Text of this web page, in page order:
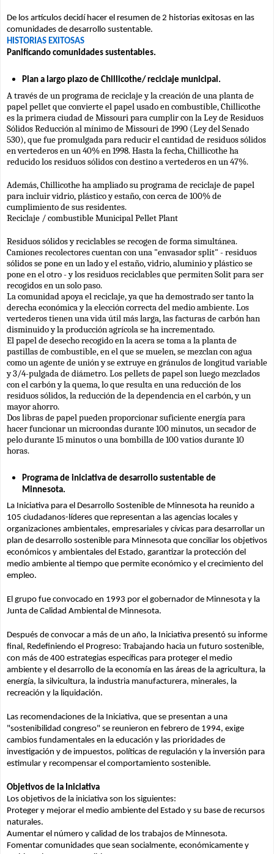
De los artículos decidí hacer el resumen de 2 historias exitosas en las
comunidades de desarrollo sustentable.
HISTORIAS EXITOSAS
Panificando comunidades sustentables.
Plan a largo plazo de Chillicothe/ reciclaje municipal.
A través de un programa de reciclaje y la creación de una planta de
papel pellet que convierte el papel usado en combustible, Chillicothe
es la primera ciudad de Missouri para cumplir con la Ley de Residuos
Sólidos Reducción al mínimo de Missouri de 1990 (Ley del Senado
530), que fue promulgada para reducir el cantidad de residuos sólidos
en vertederos en un 40% en 1998. Hasta la fecha, Chillicothe ha
reducido los residuos sólidos con destino a vertederos en un 47%.
Además, Chillicothe ha ampliado su programa de reciclaje de papel
para incluir vidrio, plástico y estaño, con cerca de 100% de
cumplimiento de sus residentes.
Reciclaje / combustible Municipal Pellet Plant
Residuos sólidos y reciclables se recogen de forma simultánea.
Camiones recolectores cuentan con una "envasador split" - residuos
sólidos se pone en un lado y el estaño, vidrio, aluminio y plástico se
pone en el otro - y los residuos reciclables que permiten Solit para ser
recogidos en un solo paso.
La comunidad apoya el reciclaje, ya que ha demostrado ser tanto la
derecha económica y la elección correcta del medio ambiente. Los
vertederos tienen una vida útil más larga, las facturas de carbón han
disminuido y la producción agrícola se ha incrementado.
El papel de desecho recogido en la acera se toma a la planta de
pastillas de combustible, en el que se muelen, se mezclan con agua
como un agente de unión y se extruye en gránulos de longitud variable
y 3/4-pulgada de diámetro. Los pellets de papel son luego mezclados
con el carbón y la quema, lo que resulta en una reducción de los
residuos sólidos, la reducción de la dependencia en el carbón, y un
mayor ahorro.
Dos libras de papel pueden proporcionar suficiente energía para
hacer funcionar un microondas durante 100 minutos, un secador de
pelo durante 15 minutos o una bombilla de 100 vatios durante 10
horas.
Programa de iniciativa de desarrollo sustentable de
Minnesota.
La Iniciativa para el Desarrollo Sostenible de Minnesota ha reunido a
105 ciudadanos-líderes que representan a las agencias locales y
organizaciones ambientales, empresariales y cívicas para desarrollar un
plan de desarrollo sostenible para Minnesota que conciliar los objetivos
económicos y ambientales del Estado, garantizar la protección del
medio ambiente al tiempo que permite económico y el crecimiento del
empleo.
El grupo fue convocado en 1993 por el gobernador de Minnesota y la
Junta de Calidad Ambiental de Minnesota.
Después de convocar a más de un año, la Iniciativa presentó su informe
final, Redefiniendo el Progreso: Trabajando hacia un futuro sostenible,
con más de 400 estrategias específicas para proteger el medio
ambiente y el desarrollo de la economía en las áreas de la agricultura, la
energía, la silvicultura, la industria manufacturera, minerales, la
recreación y la liquidación.
Las recomendaciones de la Iniciativa, que se presentan a una
"sostenibilidad congreso" se reunieron en febrero de 1994, exige
cambios fundamentales en la educación y las prioridades de
investigación y de impuestos, políticas de regulación y la inversión para
estimular y recompensar el comportamiento sostenible.
Objetivos de la Iniciativa
Los objetivos de la iniciativa son los siguientes:
Proteger y mejorar el medio ambiente del Estado y su base de recursos
naturales.
Aumentar el número y calidad de los trabajos de Minnesota.
Fomentar comunidades que sean socialmente, económicamente y